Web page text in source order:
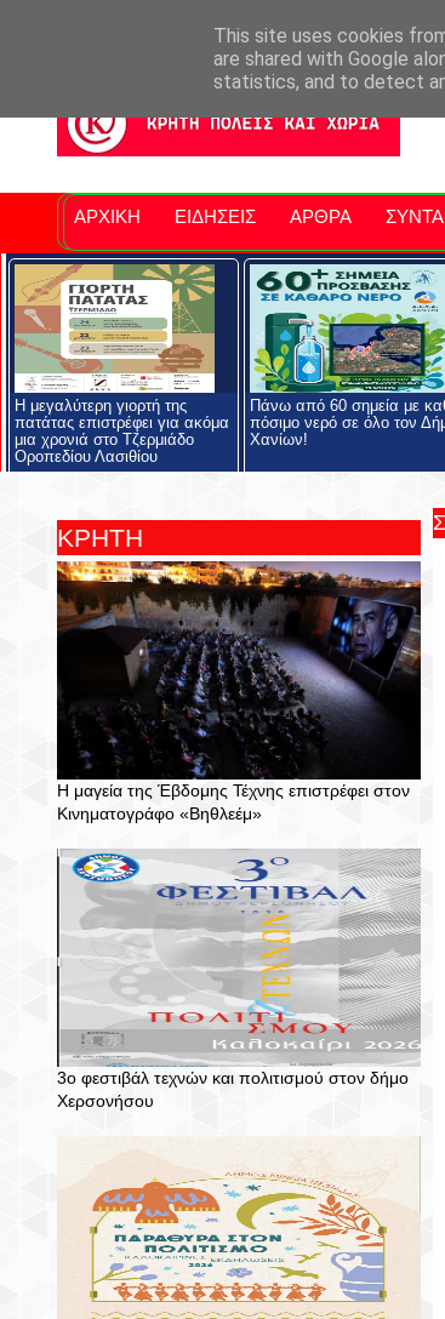
Νομός Λασιθίου Αγαπάμε
ΑΡΧΙΚΗ ΕΙΔΗΣΕΙΣ ΑΡΘΡΑ
Η μεγαλύτερη γιορτή της
πατάτας επιστρέφει για ακόμα
μια χρονιά στο Τζερμιάδο
Οροπεδίου Λασιθίου
Πάνω από 60 σημεία με
πόσιμο νερό σε όλο τον
Χανίων!
ΚΡΗΤΗ
Η μαγεία της Έβδομης Τέχνης επιστρέφει στον
Κινηματογράφο «Βηθλεέμ»
3ο φεστιβάλ τεχνών και πολιτισμού στον δήμο
Χερσονήσου
This site uses cookies
are shared with Google
statistics, and to detect